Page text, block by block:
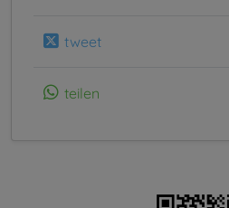
tweet
teilen